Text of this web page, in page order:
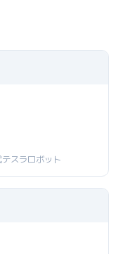
スラロボット